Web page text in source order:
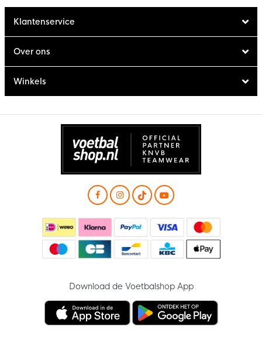
Klantenservice
Over ons
Winkels
Download de Voetbalshop App